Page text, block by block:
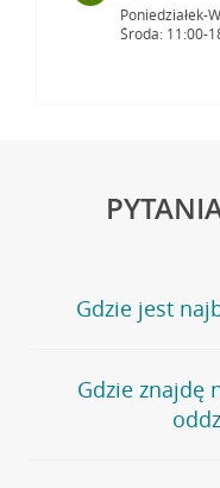
Poniedziałek-
Środa: 11:00-
Gdzie jest
Jeśli szukasz oddziału
stronęPlacówki i
wygodna wyszukiwarka.
Gdzie znajdę